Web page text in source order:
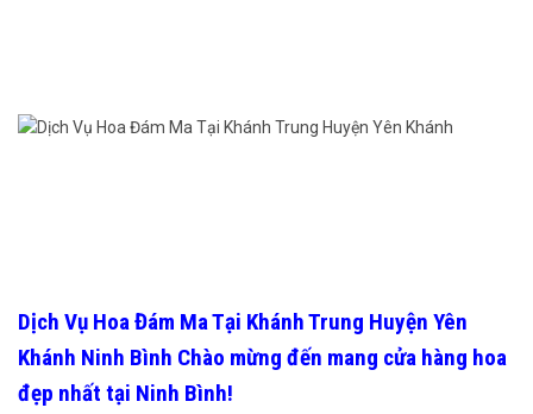
Dịch Vụ Hoa Đám Ma Tại Khánh Trung Huyện Yên
Khánh Ninh Bình Chào mừng đến mang cửa hàng hoa
đẹp nhất tại Ninh Bình!